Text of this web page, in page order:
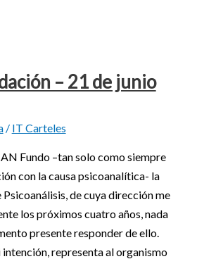
– 21 de junio
/ IT Carteles
Fundo –tan solo como siempre
con la causa psicoanalítica- la
Psicoanálisis, de cuya dirección me
los próximos cuatro años, nada
presente responder de ello.
representa al organismo